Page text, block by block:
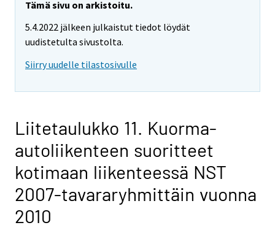
Tämä sivu on arkistoitu.
5.4.2022 jälkeen julkaistut tiedot löydät
uudistetulta sivustolta.
Siirry uudelle tilastosivulle
Liitetaulukko 11. Kuorma-
autoliikenteen suoritteet
kotimaan liikenteessä NST
2007-tavararyhmittäin vuonna
2010